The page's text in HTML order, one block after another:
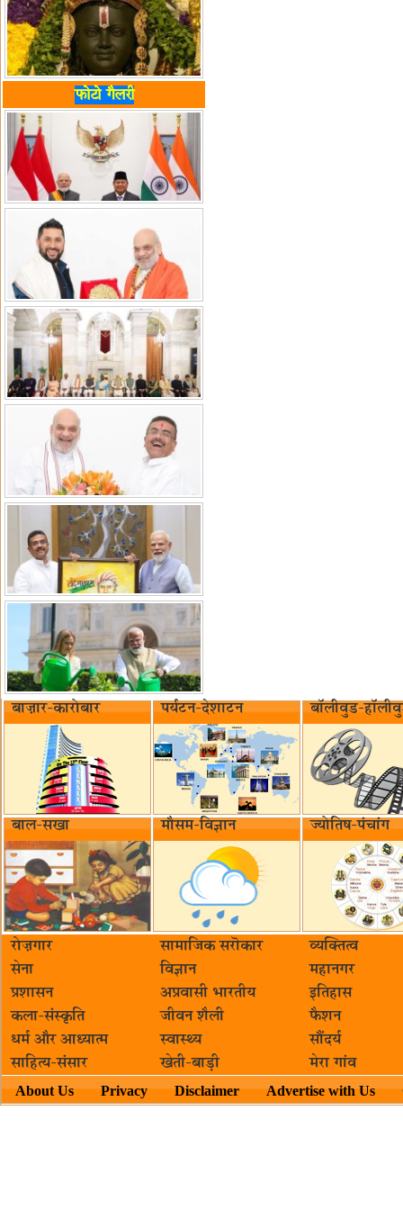
फोटो गैलरी
बाज़ार-कारोबार पर्यटन-देशाटन बॉलीवुड-
बाल-सखा मौसम-विज्ञान ज्योतिष-पंचांग
रोज़गार सामाजिक सरॊकार‌
व्यक्तित्व
सेना
विज्ञान
महानगर
प्रशासन
अप्रवासी भारतीय
इतिहास
कला-संस्कृति
जीवन शैली
फैशन
धर्म और आध्यात्म
स्वास्थ्य
सौंदर्य
साहित्य-संसार
खेती-बाड़ी मेरा गांव
About Us Privacy Disclaimer Advertise with Us